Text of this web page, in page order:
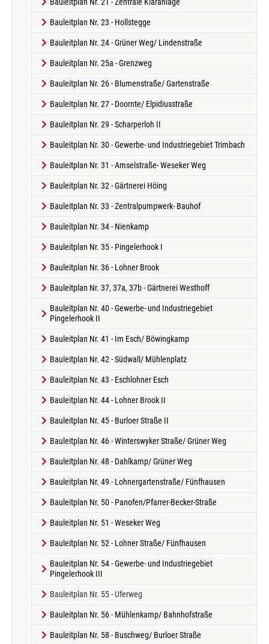
Bauleitplan Nr. 23 - Hollstegge
Bauleitplan Nr. 24 - Grüner Weg/ Lindenstraße
Bauleitplan Nr. 25a - Grenzweg
Bauleitplan Nr. 26 - Blumenstraße/ Gartenstraße
Bauleitplan Nr. 27 - Doornte/ Elpidiusstraße
Bauleitplan Nr. 29 - Scharperloh II
Bauleitplan Nr. 30 - Gewerbe- und Industriegebiet Trimbach
Bauleitplan Nr. 31 - Amselstraße- Weseker Weg
Bauleitplan Nr. 32 - Gärtnerei Höing
Bauleitplan Nr. 33 - Zentralpumpwerk- Bauhof
Bauleitplan Nr. 34 - Nienkamp
Bauleitplan Nr. 35 - Pingelerhook I
Bauleitplan Nr. 36 - Lohner Brook
Bauleitplan Nr. 37, 37a, 37b - Gärtnerei Westhoff
Bauleitplan Nr. 40 - Gewerbe- und Industriegebiet
Pingelerhook II
Bauleitplan Nr. 41 - Im Esch/ Böwingkamp
Bauleitplan Nr. 42 - Südwall/ Mühlenplatz
Bauleitplan Nr. 43 - Eschlohner Esch
Bauleitplan Nr. 44 - Lohner Brook II
Bauleitplan Nr. 45 - Burloer Straße II
Bauleitplan Nr. 46 - Winterswyker Straße/ Grüner Weg
Bauleitplan Nr. 48 - Dahlkamp/ Grüner Weg
Bauleitplan Nr. 49 - Lohnergartenstraße/ Fünfhausen
Bauleitplan Nr. 50 - Panofen/Pfarrer-Becker-Straße
Bauleitplan Nr. 51 - Weseker Weg
Bauleitplan Nr. 52 - Lohner Straße/ Fünfhausen
Bauleitplan Nr. 54 - Gewerbe- und Industriegebiet
Pingelerhook III
Bauleitplan Nr. 55 - Uferweg
Bauleitplan Nr. 56 - Mühlenkamp/ Bahnhofstraße
Bauleitplan Nr. 58 - Buschweg/ Burloer Straße